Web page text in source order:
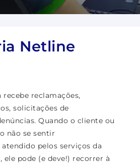
Netline
recebe reclamações,
solicitações de
Quando o cliente ou
não se sentir
pelos serviços da
ele pode (e deve!) recorrer à